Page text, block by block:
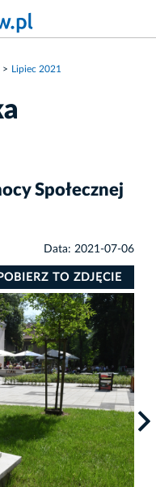
Lipiec 2021
Społecznej
Data: 2021-07-06
POBIERZ TO ZDJĘCIE